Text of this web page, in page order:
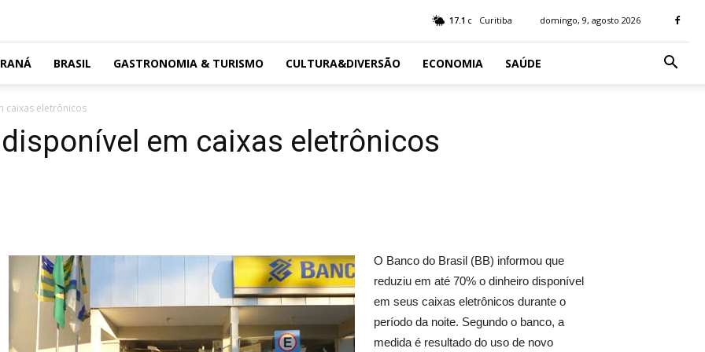
17.1 C Curitiba domingo, 9, agosto 2026
BRASIL GASTRONOMIA & TURISMO CULTURA&DIVERSÃO ECONOMIA SAÚDE
caixas eletrônicos
em caixas eletrônicos
O Banco do Brasil (BB) informou que
reduziu em até 70% o dinheiro disponível
em seus caixas eletrônicos durante o
período da noite. Segundo o banco, a
medida é resultado do uso de novo